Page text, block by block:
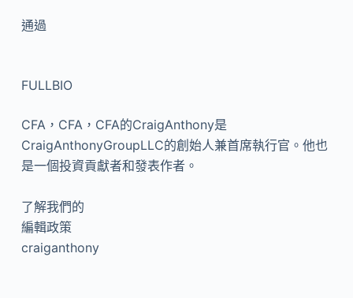
通過
FULLBIO
CFA，CFA，CFA的CraigAnthony是
CraigAnthonyGroupLLC的創始人兼首席執行官。他也
是一個投資貢獻者和發表作者。
了解我們的
編輯政策
craiganthony